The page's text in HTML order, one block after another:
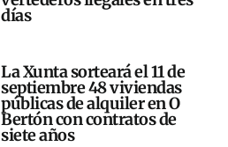
días
La Xunta sorteará el 11 de
septiembre 48 viviendas
públicas de alquiler en O
Bertón con contratos de
siete años